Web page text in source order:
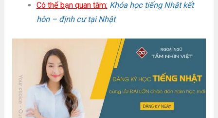
Có thể bạn quan tâm: Khóa học tiếng Nhật kết
hôn – định cư tại Nhật